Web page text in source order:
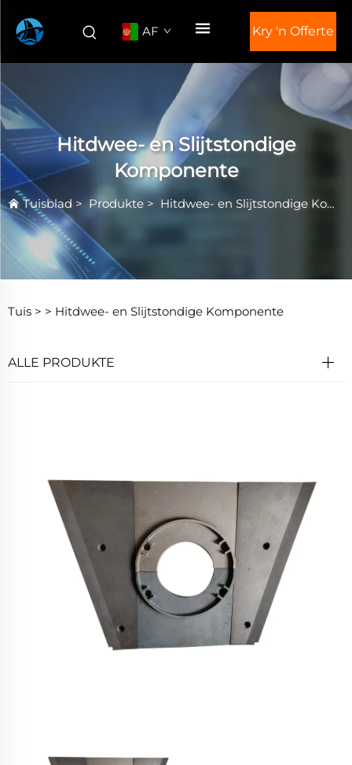
AF Kry 'n Offerte
Hitdwee- en Slijtstondige
Komponente
Tuisblad >Produkte > Hitdwee- en Slijtstondige Komponente
Tuis > > Hitdwee- en Slijtstondige Komponente
ALLE PRODUKTE